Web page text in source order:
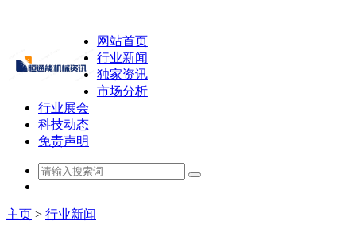
网站首页
行业新闻
独家资讯
市场分析
行业展会
科技动态
免责声明
主页 > 行业新闻